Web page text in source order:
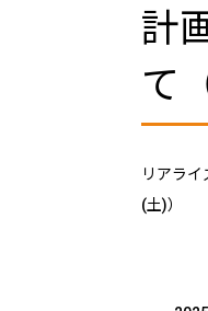
計
て
リアライ
(土)）